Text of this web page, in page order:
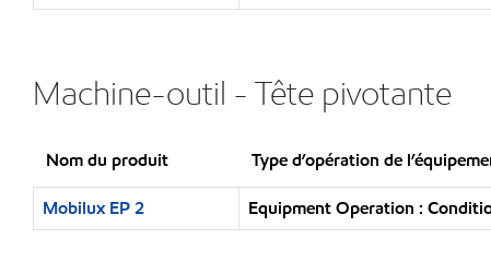
Machine-outil - Tête pivotante
Nom du produit Type d’opération de
Mobilux EP 2 Equipment Operation :